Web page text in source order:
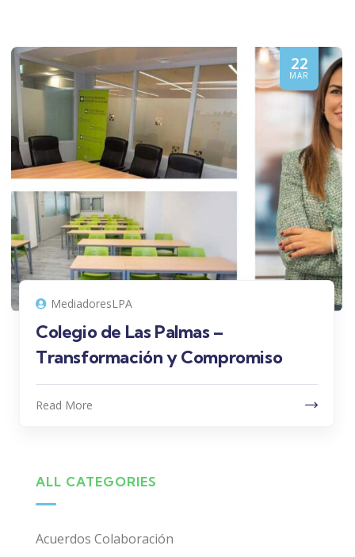
22
MAR
MediadoresLPA
Colegio de Las Palmas –
Transformación y Compromiso
Read More
ALL CATEGORIES
Acuerdos Colaboración